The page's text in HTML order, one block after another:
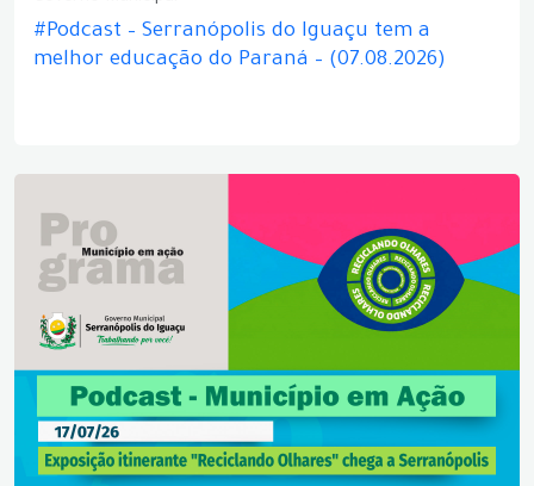
#Podcast – Serranópolis do Iguaçu tem a
melhor educação do Paraná – (07.08.2026)